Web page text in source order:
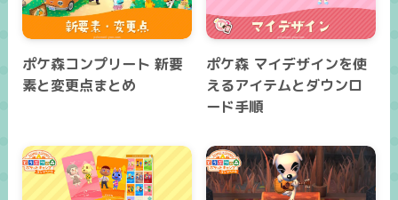
ポケ森コンプリート 新要
素と変更点まとめ
ポケ森 マイデザインを使
えるアイテムとダウンロ
ード手順